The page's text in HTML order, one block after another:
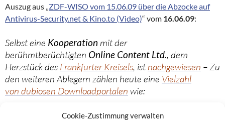
Cookie-Zustimmung verwalten
Auszug aus „ZDF-WISO vom 15.06.09 über die Abzocke auf
Antivirus-Security.net & Kino.to (Video)“ vom 16.06.09:
Selbst eine Kooperation mit der
berühmtberüchtigten Online Content Ltd., dem
Herzstück des Frankfurter Kreisels, istnachgewiesen – Zu
den weiteren Ablegern zählen heute eine Vielzahl
von dubiosen Downloadportalen wie:
99Downloads.de/Belleros Premium Media Ltd.